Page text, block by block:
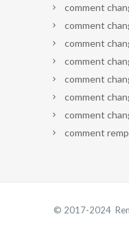
comment
comment
comment
comment
comment
comment
comment
comment
© 2017-2024